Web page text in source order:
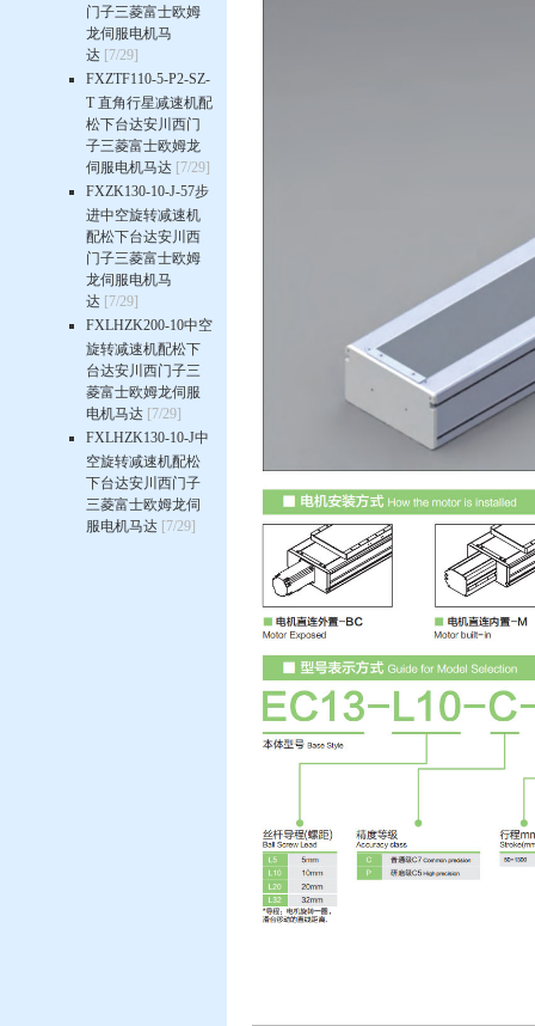
门子三菱富士欧姆
龙伺服电机马
达 [7/29]
FXZTF110-5-P2-SZ-
T 直角行星减速机配
松下台达安川西门
子三菱富士欧姆龙
伺服电机马达 [7/29]
FXZK130-10-J-57步
进中空旋转减速机
配松下台达安川西
门子三菱富士欧姆
龙伺服电机马
达 [7/29]
FXLHZK200-10中空
旋转减速机配松下
台达安川西门子三
菱富士欧姆龙伺服
电机马达 [7/29]
FXLHZK130-10-J中
空旋转减速机配松
下台达安川西门子
三菱富士欧姆龙伺
服电机马达 [7/29]